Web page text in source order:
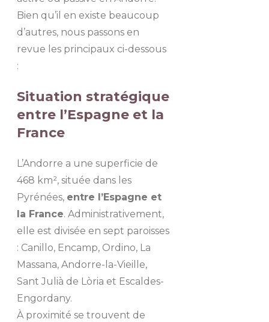
Bien qu’il en existe beaucoup
d’autres, nous passons en
revue les principaux ci-dessous
:
Situation stratégique
entre l’Espagne et la
France
L’Andorre a une superficie de
468 km², située dans les
Pyrénées, entre l’Espagne et
la France. Administrativement,
elle est divisée en sept paroisses
: Canillo, Encamp, Ordino, La
Massana, Andorre-la-Vieille,
Sant Julià de Lòria et Escaldes-
Engordany.
À proximité se trouvent de